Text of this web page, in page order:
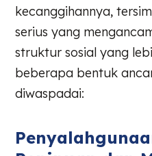
kecanggihannya,
serius yang
struktur sosial yang
beberapa bentuk
diwaspadai: